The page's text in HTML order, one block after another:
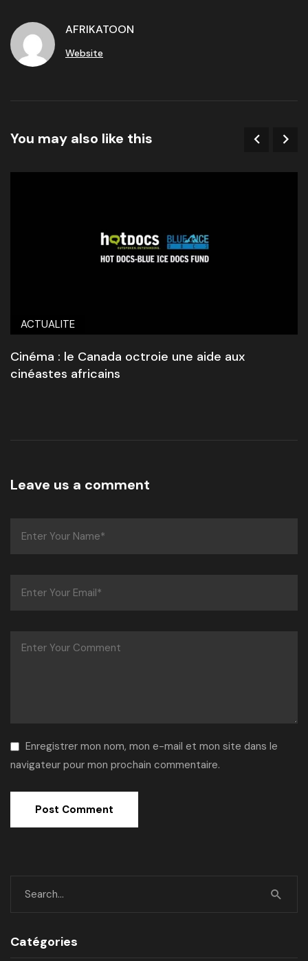
AFRIKATOON
Website
You may also like this
ACTUALITE
Cinéma : le Canada octroie une aide aux
cinéastes africains
Leave us a comment
Enregistrer mon nom, mon e-mail et mon site dans le
navigateur pour mon prochain commentaire.
Catégories